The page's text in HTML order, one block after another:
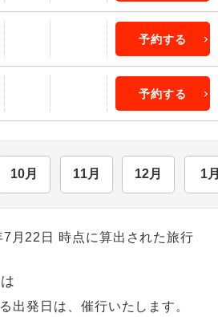
予約する
予約する
10月 11月 12月 1
月22日 時点に算出された旅行
出発日は、催行いたします。